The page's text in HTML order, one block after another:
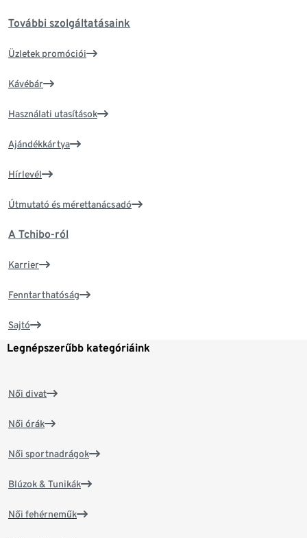
További szolgáltatásaink
Üzletek promóciói
Kávébár
Használati utasítások
Ajándékkártya
Hírlevél
Útmutató és mérettanácsadó
A Tchibo-ról
Karrier
Fenntarthatóság
Sajtó
Legnépszerűbb kategóriáink
Női divat
Női órák
Női sportnadrágok
Blúzok & Tunikák
Női fehérneműk